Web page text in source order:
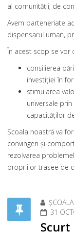
al comunităţii, de
Avem parteneriate
dispensarul uman,
În acest scop se vor
consilierea
investiţiei în
stimularea
universale
capacităţilor
Şcoala noastră va
convingeri şi
rezolvarea
propriilor trasee de
31